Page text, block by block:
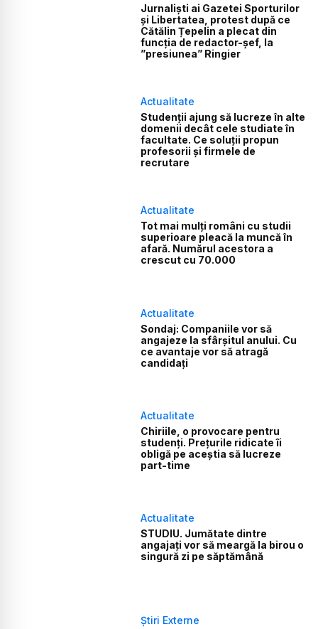
Jurnaliști ai Gazetei Sporturilor
și Libertatea, protest după ce
Cătălin Țepelin a plecat din
funcția de redactor-șef, la
”presiunea” Ringier
Actualitate
Studenții ajung să lucreze în alte
domenii decât cele studiate în
facultate. Ce soluții propun
profesorii și firmele de
recrutare
Actualitate
Tot mai mulți români cu studii
superioare pleacă la muncă în
afară. Numărul acestora a
crescut cu 70.000
Actualitate
Sondaj: Companiile vor să
angajeze la sfârșitul anului. Cu
ce avantaje vor să atragă
candidați
Actualitate
Chiriile, o provocare pentru
studenți. Prețurile ridicate îi
obligă pe aceștia să lucreze
part-time
Actualitate
STUDIU. Jumătate dintre
angajați vor să meargă la birou o
singură zi pe săptămână
Știri Externe